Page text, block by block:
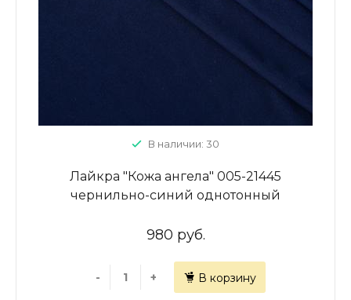
В наличии: 30
Лайкра "Кожа ангела" 005-21445
чернильно-синий однотонный
980 руб.
- + В корзину